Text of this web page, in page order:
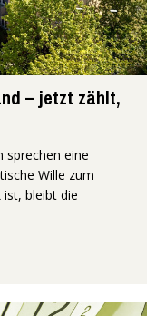
– jetzt zählt,
sprechen eine
Wille zum
bleibt die